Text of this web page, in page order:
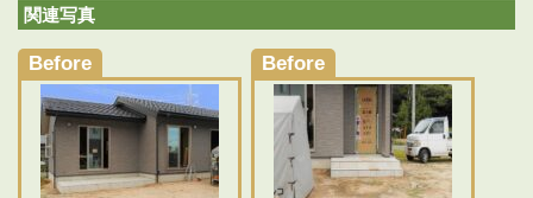
関連写真
Before Before